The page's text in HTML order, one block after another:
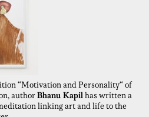
“Motivation and Personality“ of
authorBhanu Kapilhas written a
linking art and life to the